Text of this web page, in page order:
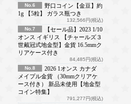
No.6
野口コイン【金豆】約
1g 【5粒】 ガラス瓶つき
132,566円(税込)
No.7
【セール品】2023 1/10
オンス イギリス 【チャールズ３
世戴冠式地金型】金貨 16.5mmク
リアケース付き
84,485円(税込)
No.8
2026 1オンス カナダ
メイプル金貨 （30mmクリアケ
ース付き） 新品未使用【地金型
コイン特集】
791,277円(税込)